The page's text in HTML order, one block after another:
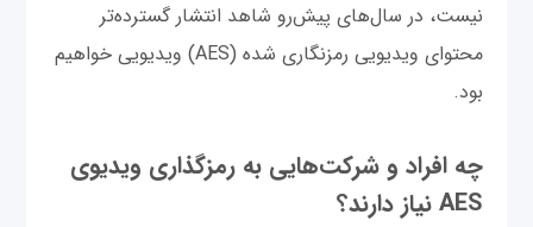
نیست، در سال‌های پیش‌رو شاهد انتشار گسترده‌تر
محتوای ویدیویی رمزنگاری شده (AES) ویدیویی خواهیم
بود.
چه افراد و شرکت‌هایی به رمزگذاری ویدیوی
AES نیاز دارند؟